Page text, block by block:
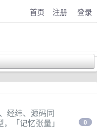
首页 注册 登录
经纬、源码同
「记忆张量」
0